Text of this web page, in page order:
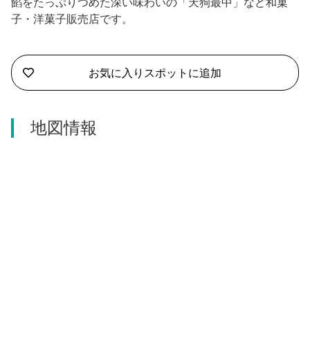
南伊豆町
西伊豆町
伊豆の国市
旅程作成
合同会社説明会
伊豆ワーケーション
子・洋菓子販売店です。
お気に入りスポットに追加
地図情報